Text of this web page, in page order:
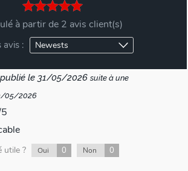
à partir de 2 avis client(s)
avis :
publié le 31/05/2026 suite à une
05/2026
utile ? Oui 0 Non 0